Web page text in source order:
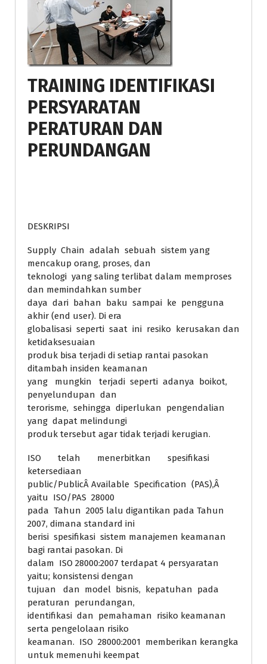
TRAINING IDENTIFIKASI
PERSYARATAN
PERATURAN DAN
PERUNDANGAN
DESKRIPSI
Supply Chain adalah sebuah sistem yang
mencakup orang, proses, dan
teknologi yang saling terlibat dalam memproses
dan memindahkan sumber
daya dari bahan baku sampai ke pengguna
akhir (end user). Di era
globalisasi seperti saat ini resiko kerusakan dan
ketidaksesuaian
produk bisa terjadi di setiap rantai pasokan
ditambah insiden keamanan
yang mungkin terjadi seperti adanya boikot,
penyelundupan dan
terorisme, sehingga diperlukan pengendalian
yang dapat melindungi
produk tersebut agar tidak terjadi kerugian.
ISO telah menerbitkan spesifikasi
ketersediaan
public/PublicÂ Available Specification (PAS),Â
yaitu ISO/PAS 28000
pada Tahun 2005 lalu digantikan pada Tahun
2007, dimana standard ini
berisi spesifikasi sistem manajemen keamanan
bagi rantai pasokan. Di
dalam ISO 28000:2007 terdapat 4 persyaratan
yaitu; konsistensi dengan
tujuan dan model bisnis, kepatuhan pada
peraturan perundangan,
identifikasi dan pemahaman risiko keamanan
serta pengelolaan risiko
keamanan. ISO 28000:2001 memberikan kerangka
untuk memenuhi keempat